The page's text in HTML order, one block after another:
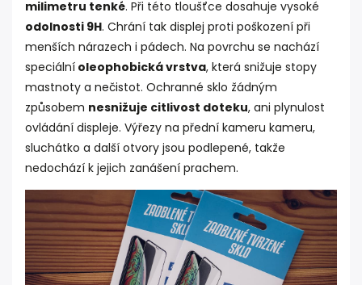
milimetru tenké. Při této tloušťce dosahuje vysoké
odolnosti 9H. Chrání tak displej proti poškození při
menších nárazech i pádech. Na povrchu se nachází
speciální oleophobická vrstva, která snižuje stopy
mastnoty a nečistot. Ochranné sklo žádným
způsobem nesnižuje citlivost doteku, ani plynulost
ovládání displeje. Výřezy na přední kameru kameru,
sluchátko a další otvory jsou podlepené, takže
nedochází k jejich zanášení prachem.